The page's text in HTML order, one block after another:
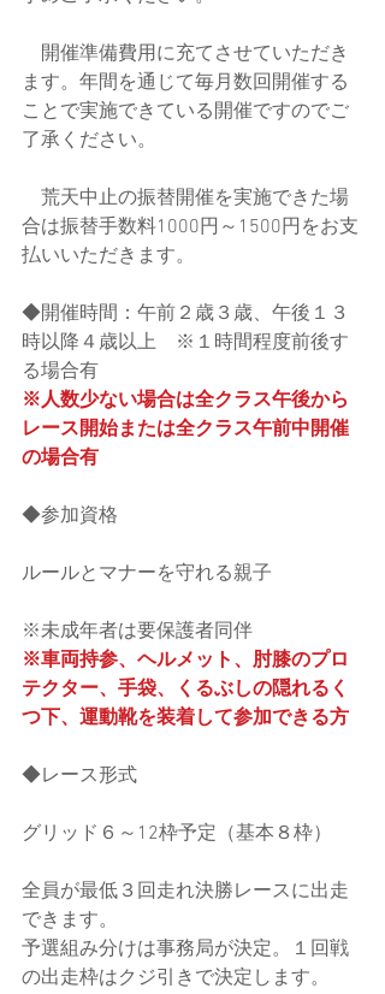
開催準備費用に充てさせていただき
ます。年間を通じて毎月数回開催する
ことで実施できている開催ですのでご
了承ください。
荒天中止の振替開催を実施できた場
合は振替手数料1000円～1500円をお支
払いいただきます。
◆開催時間：午前２歳３歳、午後１３
時以降４歳以上　※１時間程度前後す
る場合有
※人数少ない場合は全クラス午後から
レース開始または全クラス午前中開催
の場合有
◆参加資格
ルールとマナーを守れる親子
※未成年者は要保護者同伴
※車両持参、ヘルメット、肘膝のプロ
テクター、手袋、くるぶしの隠れるく
つ下、運動靴を装着して参加できる方
◆レース形式
グリッド６～12枠予定（基本８枠）
全員が最低３回走れ決勝レースに出走
できます。
予選組み分けは事務局が決定。１回戦
の出走枠はクジ引きで決定します。